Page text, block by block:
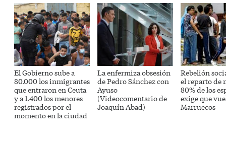
El Gobierno sube a
80.000 los inmigrantes
que entraron en Ceuta
y a 1.400 los menores
registrados por el
momento en la ciudad
La enfermiza obsesión
de Pedro Sánchez con
Ayuso
(Videocomentario de
Joaquín Abad)
Rebelión
el reparto de
80% de los
exige que
Marruecos